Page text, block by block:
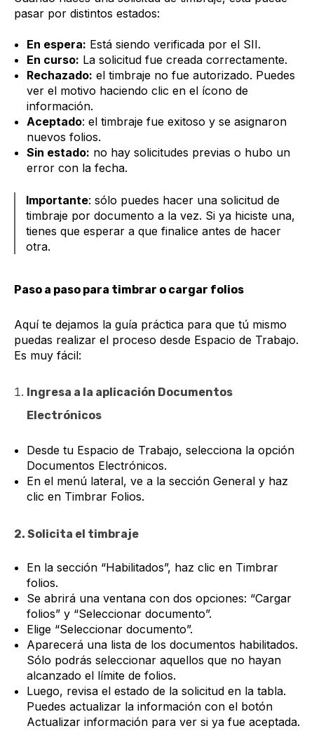
pasar por distintos estados:
En espera: Está siendo verificada por el SII.
En curso: La solicitud fue creada correctamente.
Rechazado: el timbraje no fue autorizado. Puedes
ver el motivo haciendo clic en el ícono de
información.
Aceptado: el timbraje fue exitoso y se asignaron
nuevos folios.
Sin estado: no hay solicitudes previas o hubo un
error con la fecha.
Importante: sólo puedes hacer una solicitud de
timbraje por documento a la vez. Si ya hiciste una,
tienes que esperar a que finalice antes de hacer
otra.
Paso a paso para timbrar o cargar folios
Aquí te dejamos la guía práctica para que tú mismo
puedas realizar el proceso desde Espacio de Trabajo.
Es muy fácil:
Ingresa a la aplicación Documentos
Electrónicos
Desde tu Espacio de Trabajo, selecciona la opción
Documentos Electrónicos.
En el menú lateral, ve a la sección General y haz
clic en Timbrar Folios.
2. Solicita el timbraje
En la sección “Habilitados”, haz clic en Timbrar
folios.
Se abrirá una ventana con dos opciones: “Cargar
folios” y “Seleccionar documento”.
Elige “Seleccionar documento”.
Aparecerá una lista de los documentos habilitados.
Sólo podrás seleccionar aquellos que no hayan
alcanzado el límite de folios.
Luego, revisa el estado de la solicitud en la tabla.
Puedes actualizar la información con el botón
Actualizar información para ver si ya fue aceptada.